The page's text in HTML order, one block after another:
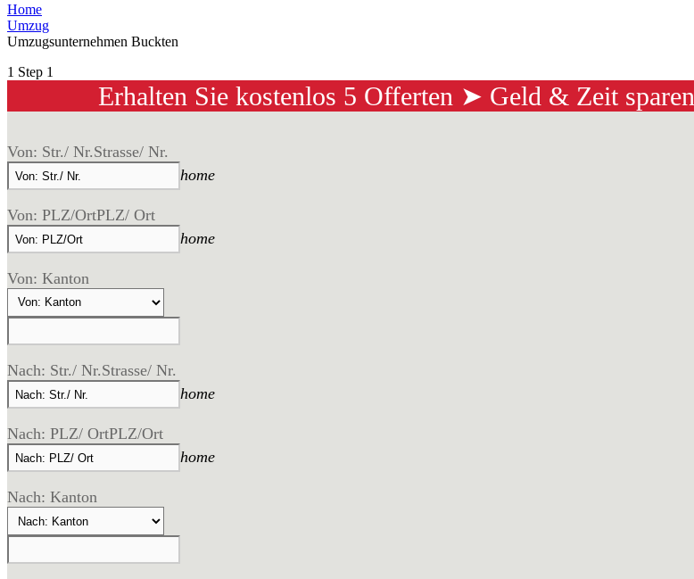
Home
Umzug
Umzugsunternehmen Buckten
1 Step 1
Erhalten Sie kostenlos 5 Offerten ➤ Geld & Zeit sparen
Von: Str./ Nr.Strasse/ Nr.
home
Von: PLZ/OrtPLZ/ Ort
home
Von: Kanton
Nach: Str./ Nr.Strasse/ Nr.
home
Nach: PLZ/ OrtPLZ/Ort
home
Nach: Kanton